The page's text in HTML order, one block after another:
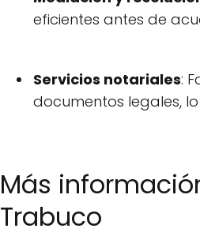
eficientes antes de
Servicios notariales:
documentos legales,
Más
Trabuco